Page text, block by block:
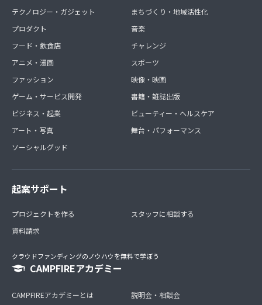
テクノロジー・ガジェット
プロダクト
フード・飲食店
アニメ・漫画
ファッション
ゲーム・サービス開発
ビジネス・起業
アート・写真
ソーシャルグッド
まちづくり・地域活性化
音楽
チャレンジ
スポーツ
映像・映画
書籍・雑誌出版
ビューティー・ヘルスケア
舞台・パフォーマンス
起案サポート
プロジェクトを作る
資料請求
スタッフに相談する
クラウドファンディングのノウハウを無料で学ぼう
CAMPFIREアカデミー
CAMPFIREアカデミーとは
説明会・相談会